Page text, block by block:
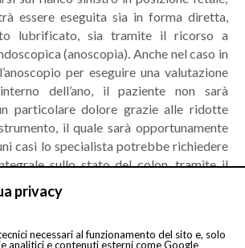
privacy
necessari al funzionamento del sito e, solo
analitici e contenuti esterni come Google
essere eseguita sia in forma diretta,
lubrificato, sia tramite il ricorso a
(anoscopia). Anche nel caso in
per eseguire una valutazione
dell’ano, il paziente non sarà
particolare dolore grazie alle ridotte
il quale sarà opportunamente
casi lo specialista potrebbe richiedere
sullo stato del colon, tramite il
tradizionale o a una colonscopia
degli strumenti diagnostici ha